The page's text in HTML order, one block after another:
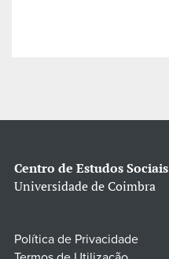
Centro de Estudos Sociais
Universidade de Coimbra
Política de Privacidade